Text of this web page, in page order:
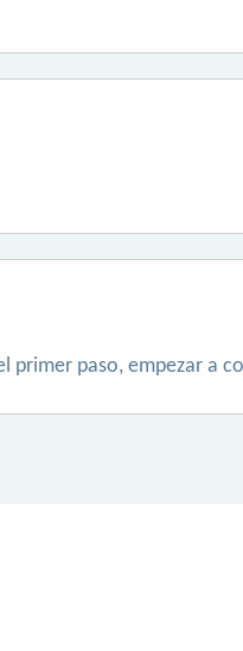
primer paso, empezar a